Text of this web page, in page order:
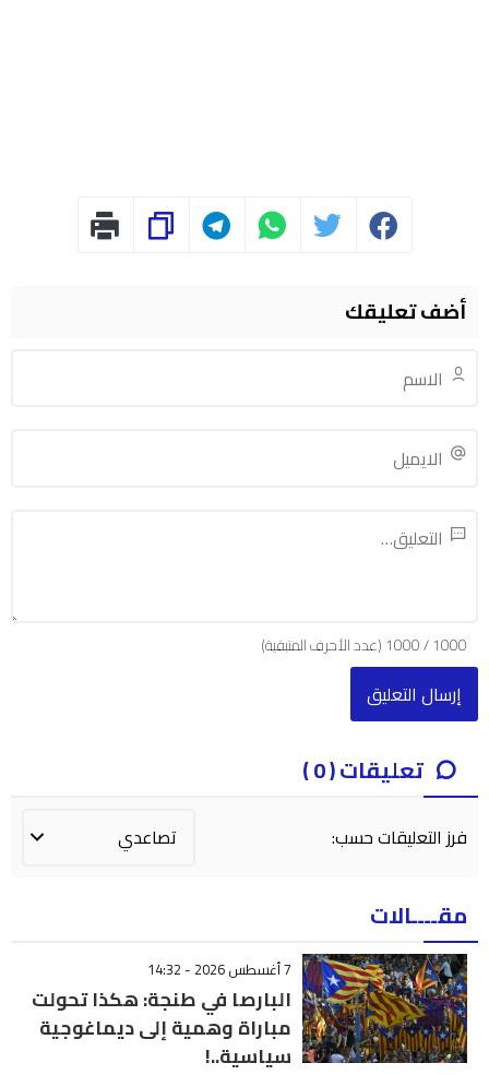
أضف تعليقك
1000
/
1000(عدد الأحرف المتبقية)
تعليقات ( 0 )
فرز التعليقات حسب:
مقــــالات
7 أغسطس 2026 - 14:32
البارصا في طنجة: هكذا تحولت
مباراة وهمية إلى ديماغوجية
سياسية..!